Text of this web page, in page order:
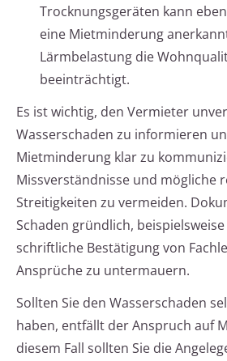
Trocknungsgeräten kann
eine Mietminderung
Lärmbelastung die
beeinträchtigt.
Es ist wichtig, den Vermieter
Wasserschaden zu informieren
Mietminderung klar zu
Missverständnisse und mögliche
Streitigkeiten zu vermeiden.
Schaden gründlich,
schriftliche Bestätigung von
Ansprüche zu untermauern.
Sollten Sie den Wasserschaden
haben, entfällt der Anspruch auf
diesem Fall sollten Sie die